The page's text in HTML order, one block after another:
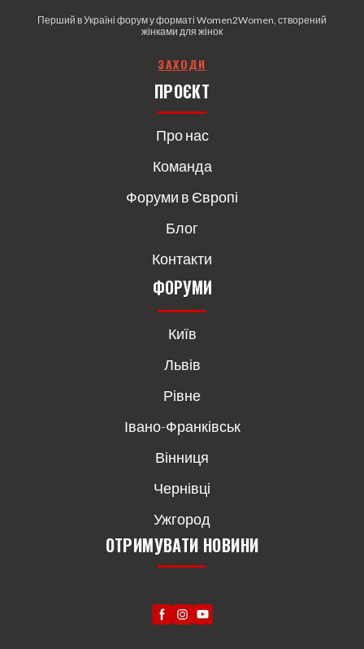
Перший в Україні форум у форматі Women2Women, створений
жінками для жінок
ЗАХОДИ
ПРОЄКТ
Про нас
Команда
Форуми в Європі
Блог
Контакти
ФОРУМИ
Київ
Львів
Рівне
Івано-Франківськ
Вінниця
Чернівці
Ужгород
ОТРИМУВАТИ НОВИНИ